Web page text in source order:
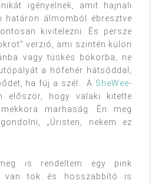
igényelnek, amit hajnali
határon álmomból ébresztve
kivitelezni. És persze
verzió, ami szintén külön
vagy tüskés bokorba, ne
a hófehér hátsóddal,
ha fúj a szél… A SheWee-
először, hogy valaki kitette
marhaság. Én meg
„Úristen, nekem ez
is rendeltem egy pink
van tok és hosszabbító is